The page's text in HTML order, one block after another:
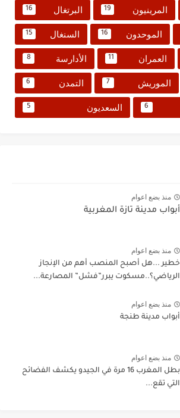
المرينيون 19 البرتغال 16
الموحدون 16 السنغال 15
العمران 11 الأدارسة 8
الموريش 7 التمدن 6
6 السعديون 5
منذ بضع اعوام
أبواب مدينة تازة المغربية
منذ بضع اعوام
خطير ...هل أصبح المنصب أهم من الإنجاز
الرياضي؟..مسكوت يبرر”فشل” المصارعة...
منذ بضع اعوام
أبواب مدينة طنجة
منذ بضع اعوام
بطل المغرب 16 مرة في الجيدو يكشف الفضائح
التي تقع...